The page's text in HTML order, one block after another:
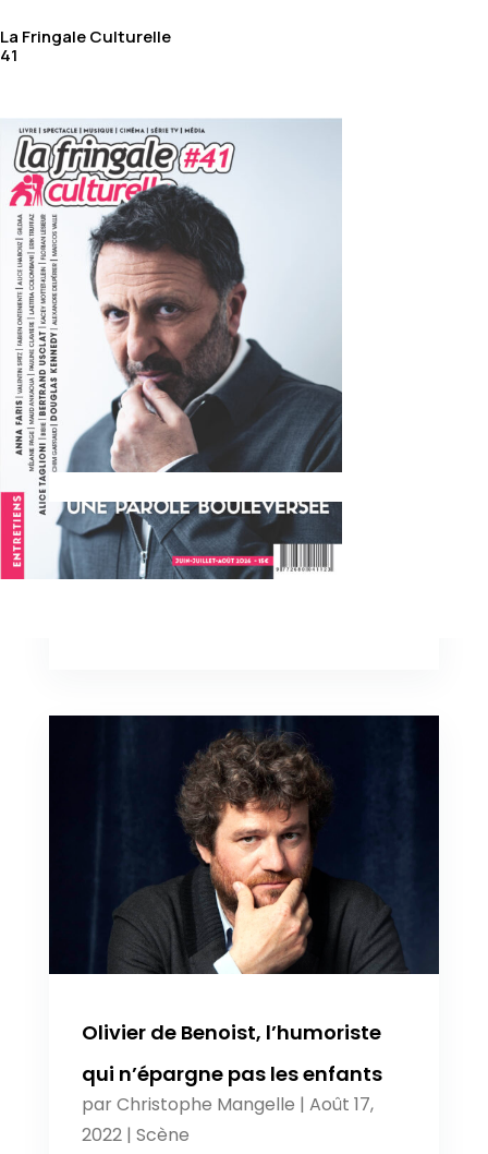
La Fringale Culturelle
41
Scène
Bérengère Krief : la reine de
l’autodérision
Christophe Mangelle|Août 26,
2022|Scène
L’amour, on en a bien besoin ! C’est le
que vous pouvez voir à partir du 28
octobre au Théâtre du Rond-Point.
Olivier de Benoist, l’humoriste
qui n’épargne pas les enfants
par Christophe Mangelle | Août 17,
2022| Scène